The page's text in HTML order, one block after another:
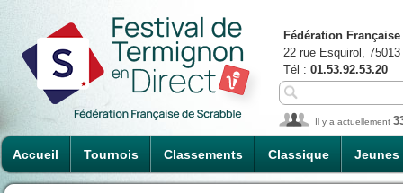
Accueil Tournois Classements Classique Jeunes
Fédération
22 rue Esquirol,
Tél : 01.53.92.53.20
Il y a actuellement